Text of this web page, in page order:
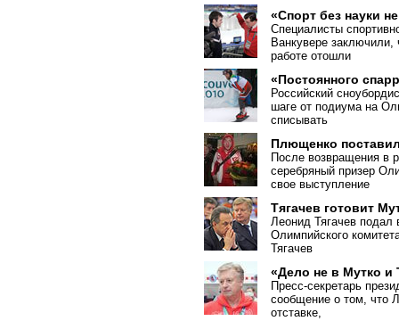
«Спорт без науки
Специалисты
Ванкувере
работе отошли
«Постоянного
Российский
шаге от подиума на
списывать
Плющенко
После возвращения в
серебряный призер
свое выступление
Тягачев готовит
Леонид Тягачев подал
Олимпийского
Тягачев
«Дело не в Мутко и
Пресс-секретарь
сообщение о том, что
отставке,